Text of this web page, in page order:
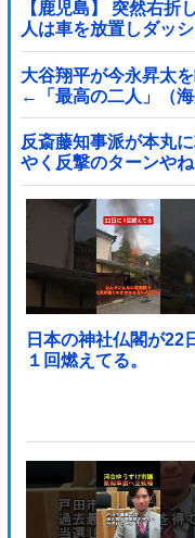
【鹿児島】 突然右折
人は車を放置しダッ
大谷翔平が今永昇太
←「最高の二人」（海
反斎藤知事派が本丸
やく反撃のターンや
出中他
日本の神社仏閣が22
１回燃えてる。